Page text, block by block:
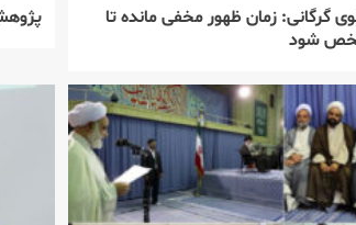
گرگانی: زمان ظهور مخفی مانده تا
شود